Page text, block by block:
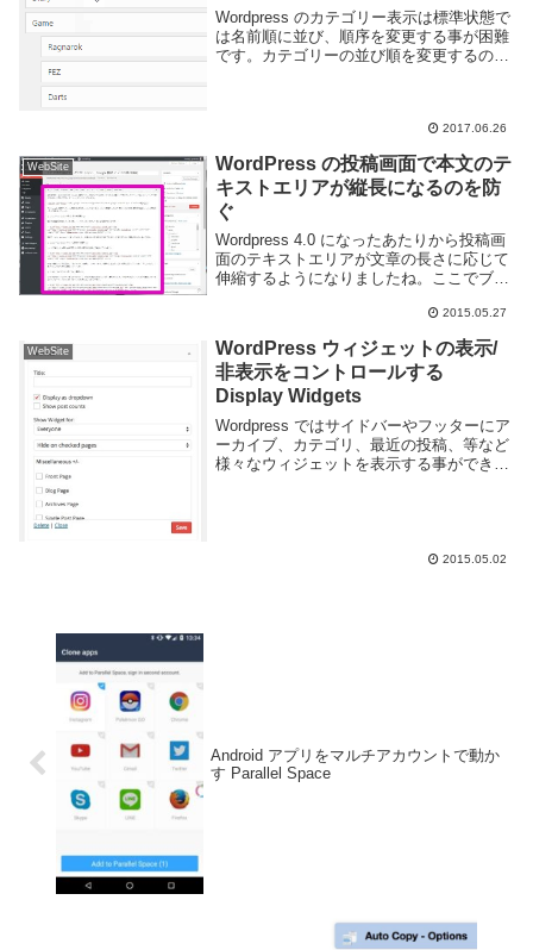
Taxonomy Terms Order
Wordpress のカテゴリー表示は標準状態で
は名前順に並び、順序を変更する事が困難
です。カテゴリーの並び順を変更するので
2017.06.26
WebSite
WordPress の投稿画面で本文のテ
キストエリアが縦長になるのを防
ぐ
Wordpress 4.0 になったあたりから投稿画
面のテキストエリアが文章の長さに応じて
伸縮するようになりましたね。ここでブロ
分のように他のテキストエディタで書いて
からコピペするような人にとってはペー...
2015.05.27
WebSite
WordPress ウィジェットの表示/
非表示をコントロールする
Display Widgets
Wordpress ではサイドバーやフッターにア
ーカイブ、カテゴリ、最近の投稿、等など
様々なウィジェットを表示する事ができま
2015.05.02
Android アプリをマルチアカウントで動か
す Parallel Space